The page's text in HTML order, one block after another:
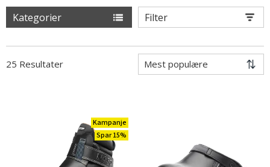
Kategorier Filter
25 Resultater
Kampanje
Spar 15%